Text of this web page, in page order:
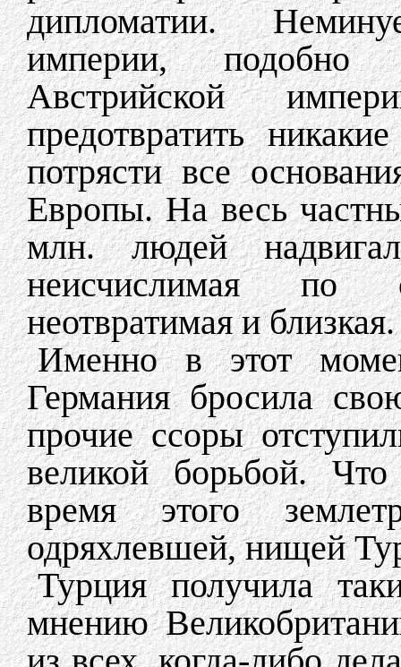
дипломатии.
империи, подобно
Австрийской
предотвратить
потрясти все
Европы. На весь
млн. людей
неисчислимая по
неотвратимая и близкая.
Именно в этот
Германия бросила
прочие ссоры
великой борьбой.
время этого
одряхлевшей, нищей
Турция получила
мнению